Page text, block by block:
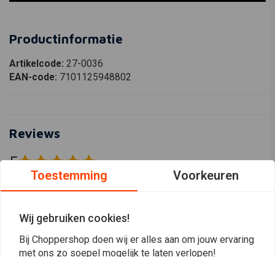
Productinformatie
Artikelcode: 27-0036
EAN-code: 7101125948802
Reviews
5
Toestemming Voorkeuren
Wij gebruiken cookies!
Bij Choppershop doen wij er alles aan om jouw ervaring
met ons zo soepel mogelijk te laten verlopen!